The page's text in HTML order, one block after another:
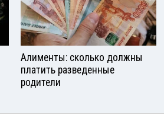
Алименты: сколько должны
платить разведенные
родители